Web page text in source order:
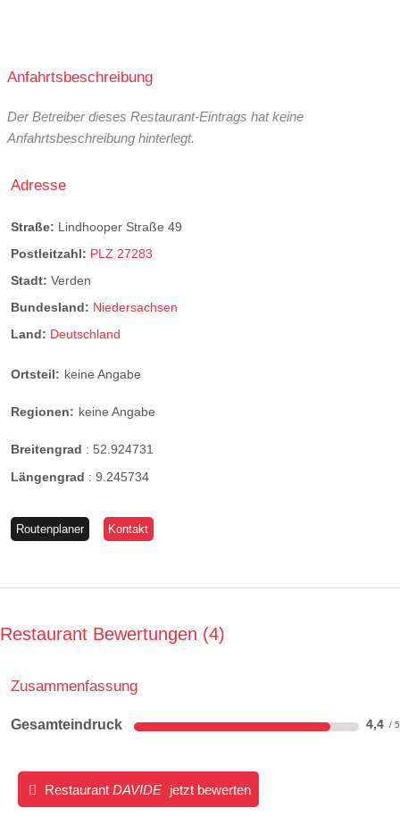
Anfahrtsbeschreibung
Der Betreiber dieses Restaurant-Eintrags hat keine
Anfahrtsbeschreibung hinterlegt.
Adresse
Straße: Lindhooper Straße 49
Postleitzahl: PLZ 27283
Stadt: Verden
Bundesland: Niedersachsen
Land: Deutschland
Ortsteil: keine Angabe
Regionen: keine Angabe
Breitengrad : 52.924731
Längengrad : 9.245734
Routenplaner Kontakt
Restaurant Bewertungen 4
Zusammenfassung
Gesamteindruck 4,4
Restaurant DAVIDE jetzt bewerten